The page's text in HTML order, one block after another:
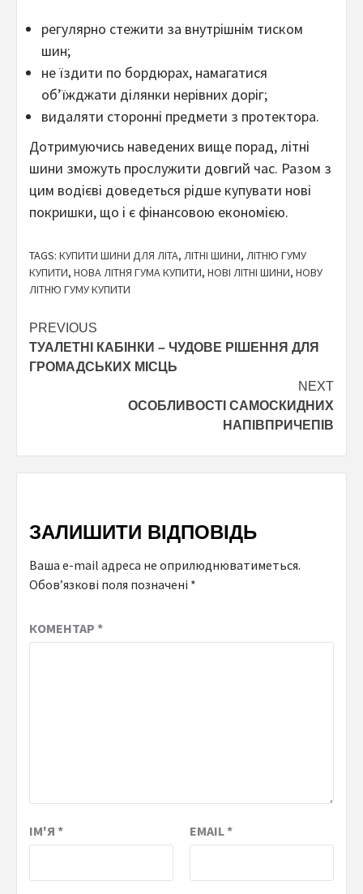
регулярно стежити за внутрішнім тиском
шин;
не їздити по бордюрах, намагатися
об’їжджати ділянки нерівних доріг;
видаляти сторонні предмети з протектора.
Дотримуючись наведених вище порад, літні
шини зможуть прослужити довгий час. Разом з
цим водієві доведеться рідше купувати нові
покришки, що і є фінансовою економією.
TAGS: КУПИТИ ШИНИ ДЛЯ ЛІТА, ЛІТНІ ШИНИ, ЛІТНЮ ГУМУ
КУПИТИ, НОВА ЛІТНЯ ГУМА КУПИТИ, НОВІ ЛІТНІ ШИНИ, НОВУ
ЛІТНЮ ГУМУ КУПИТИ
Continue
Reading
PREVIOUS
ТУАЛЕТНІ КАБІНКИ – ЧУДОВЕ РІШЕННЯ ДЛЯ
ГРОМАДСЬКИХ МІСЦЬ
NEXT
ОСОБЛИВОСТІ САМОСКИДНИХ
НАПІВПРИЧЕПІВ
ЗАЛИШИТИ ВІДПОВІДЬ
Ваша e-mail адреса не оприлюднюватиметься.
Обов’язкові поля позначені *
КОМЕНТАР *
ІМ'Я * EMAIL*